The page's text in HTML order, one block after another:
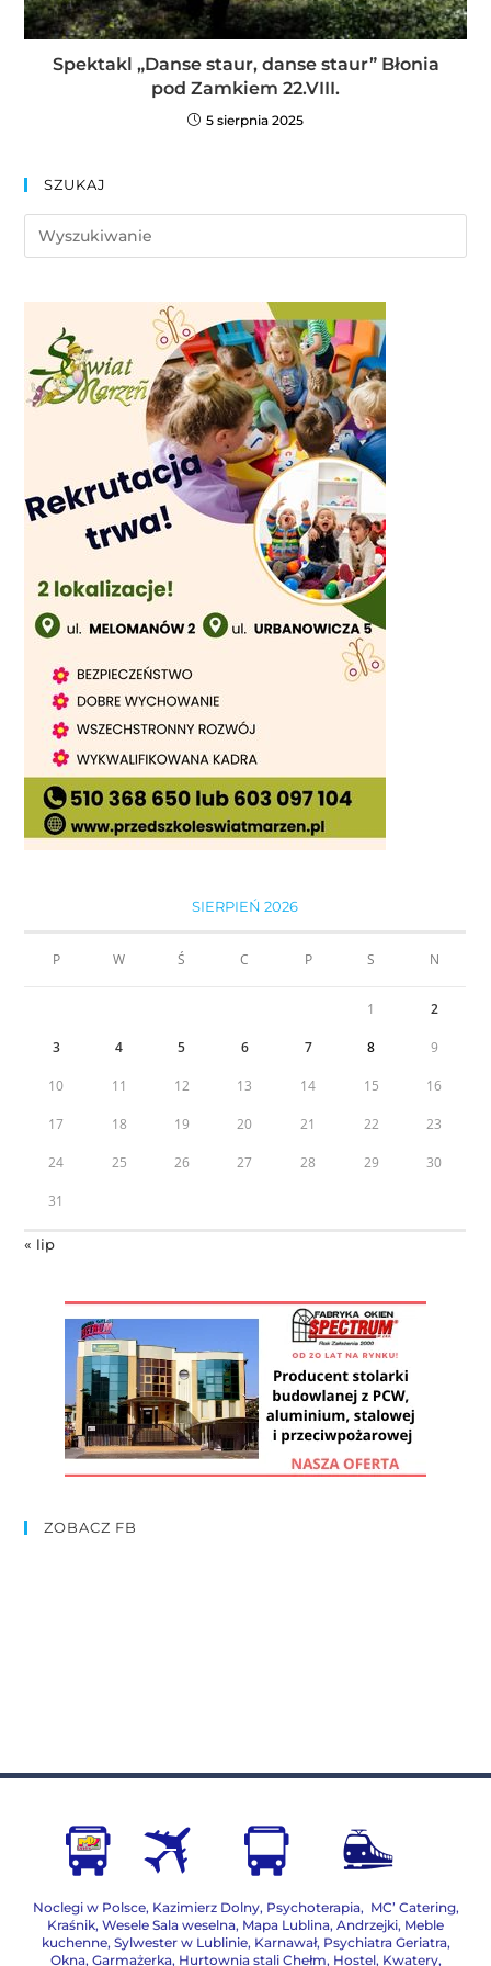
Spektakl „Danse staur, danse staur” Błonia
pod Zamkiem 22.VIII.
5 sierpnia 2025
SZUKAJ
SIERPIEŃ 2026
P W Ś C P S N
1 2
3 4 5 6 7 8 9
10 11 12 13 14 15 16
17 18 19 20 21 22 23
24 25 26 27 28 29 30
31
« lip
ZOBACZ FB
Noclegi w Polsce, Kazimierz Dolny, Psychoterapia, MC’ Catering,
Kraśnik, Wesele Sala weselna, Mapa Lublina, Andrzejki, Meble
kuchenne, Sylwester w Lublinie, Karnawał, Psychiatra Geriatra,
Okna, Garmażerka, Hurtownia stali Chełm, Hostel, Kwatery,